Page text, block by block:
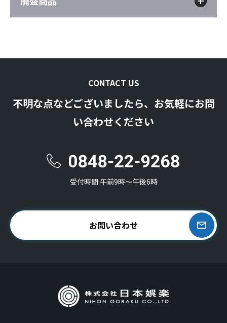
CONTACT US
不明な点などございましたら、お気軽にお問
い合わせください
受付時間:午前9時〜午後6時
お問い合わせ